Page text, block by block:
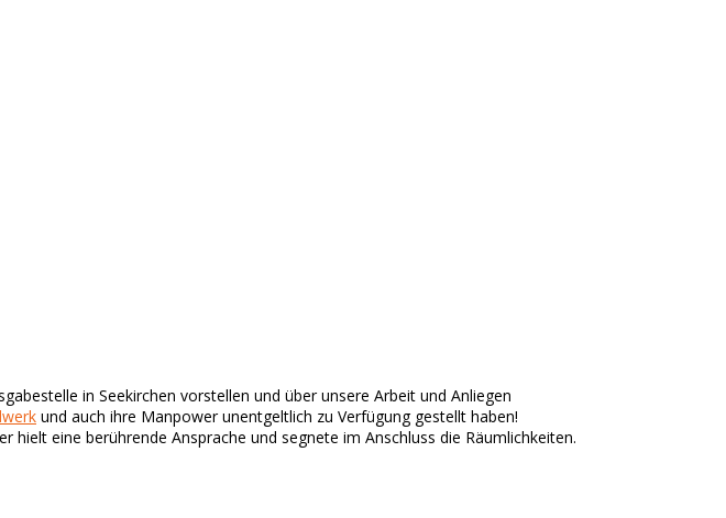
in Seekirchen vorstellen und über unsere Arbeit und Anliegen
und auch ihre Manpower unentgeltlich zu Verfügung gestellt haben!
hielt eine berührende Ansprache und segnete im Anschluss die Räumlichkeiten.